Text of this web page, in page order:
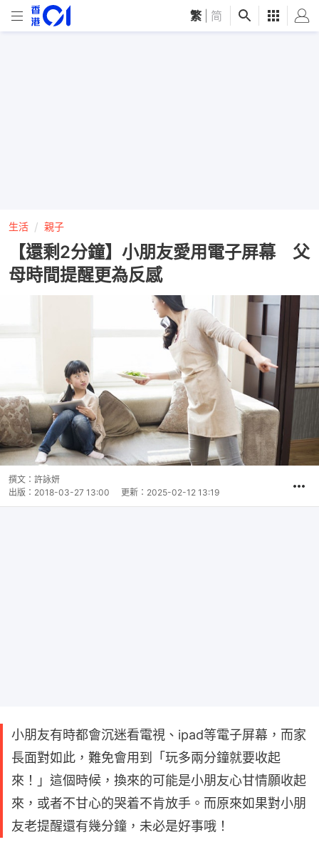
繁 简
生活 親子
【還剩2分鐘】小朋友愛用電子屏幕 父
母時間提醒更為反感
撰文： 許詠妍
出版： 2018-03-27 13:00 更新： 2025-02-12 13:19
小朋友有時都會沉迷看電視、ipad等電子屏幕，而家
長面對如此，難免會用到「玩多兩分鐘就要收起
來！」這個時候，換來的可能是小朋友心甘情願收起
來，或者不甘心的哭着不肯放手。而原來如果對小朋
友老提醒還有幾分鐘，未必是好事哦！